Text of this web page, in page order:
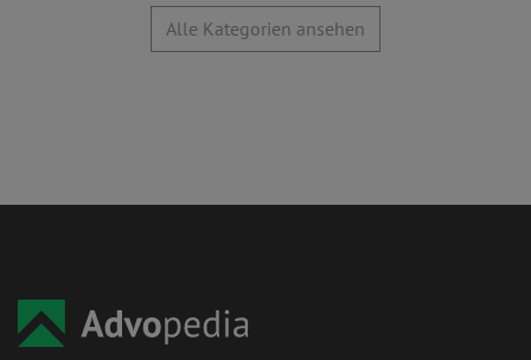
Alle Kategorien ansehen